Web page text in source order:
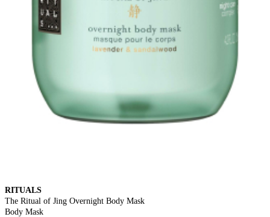
RITUALS
The Ritual of Jing Overnight Body Mask
Body Mask